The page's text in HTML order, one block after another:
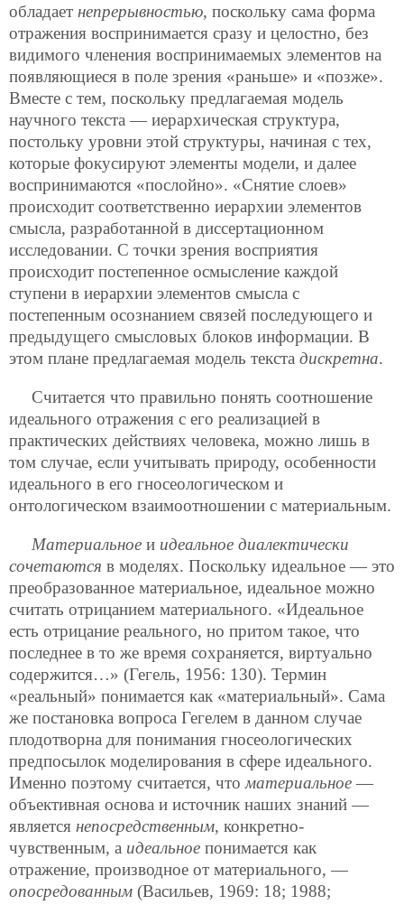
обладает непрерывностью, поскольку сама форма
отражения воспринимается сразу и целостно, без
видимого членения воспринимаемых элементов на
появляющиеся в поле зрения «раньше» и «позже».
Вместе с тем, поскольку предлагаемая модель
научного текста — иерархическая структура,
постольку уровни этой структуры, начиная с тех,
которые фокусируют элементы модели, и далее
воспринимаются «послойно». «Снятие слоев»
происходит соответственно иерархии элементов
смысла, разработанной в диссертационном
исследовании. С точки зрения восприятия
происходит постепенное осмысление каждой
ступени в иерархии элементов смысла с
постепенным осознанием связей последующего и
предыдущего смысловых блоков информации. В
этом плане предлагаемая модель текста дискретна.
Считается что правильно понять соотношение
идеального отражения с его реализацией в
практических действиях человека, можно лишь в
том случае, если учитывать природу, особенности
идеального в его гносеологическом и
онтологическом взаимоотношении с материальным.
Материальное и идеальное диалектически
сочетаются в моделях. Поскольку идеальное — это
преобразованное материальное, идеальное можно
считать отрицанием материального. «Идеальное
есть отрицание реального, но притом такое, что
последнее в то же время сохраняется, виртуально
содержится…» (Гегель, 1956: 130). Термин
«реальный» понимается как «материальный». Сама
же постановка вопроса Гегелем в данном случае
плодотворна для понимания гносеологических
предпосылок моделирования в сфере идеального.
Именно поэтому считается, чтоматериальное —
объективная основа и источник наших знаний —
является непосредственным, конкретно-
чувственным, а идеальное понимается как
отражение, производное от материального, —
опосредованным (Васильев, 1969: 18; 1988;